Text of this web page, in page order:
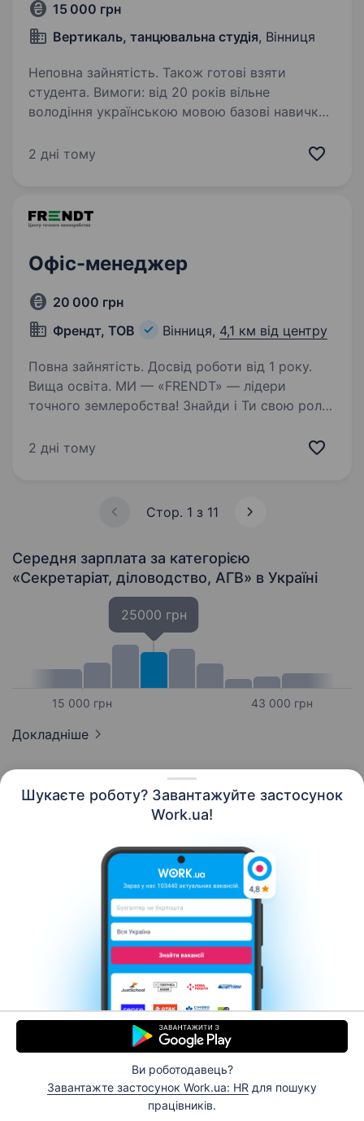
Шукаєте роботу? Завантажуйте застосунок
Work.ua!
Ви роботодавець?
Завантажте застосунок Work.ua: HR для пошуку
працівників.
15 000 грн
Вертикаль, танцювальна студія, Вінниця
Неповна зайнятість. Також готові взяти
студента. Вимоги: від 20 років вільне
володіння українською мовою базові навички
MS PowerPoint) ведення сторінки в Instagram і
2 дні тому
Офіс-менеджер
20 000 грн
Френдт, ТОВ
Вінниця, 4,1 км від центру
Повна зайнятість. Досвід роботи від 1 року.
Вища освіта. МИ — «FRENDT» — лідери
точного землеробства! Знайди і Ти свою роль
точного землеробства. Запрошуємо у нашу
2 дні тому
Стор. 1 з 11
Середня зарплата за категорією
«Секретаріат, діловодство, АГВ» в Україні
15 000 грн
25000 грн
43 000 грн
Докладніше
Контакти Про нас
Кар’єра
Допомога Умови використання
© 2006–2026 Work.ua. Сервіс пошуку роботи №1 в